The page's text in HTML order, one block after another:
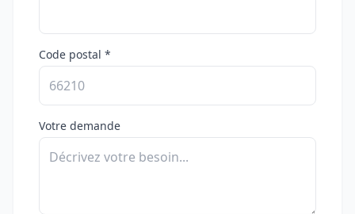
Code postal *
Votre demande